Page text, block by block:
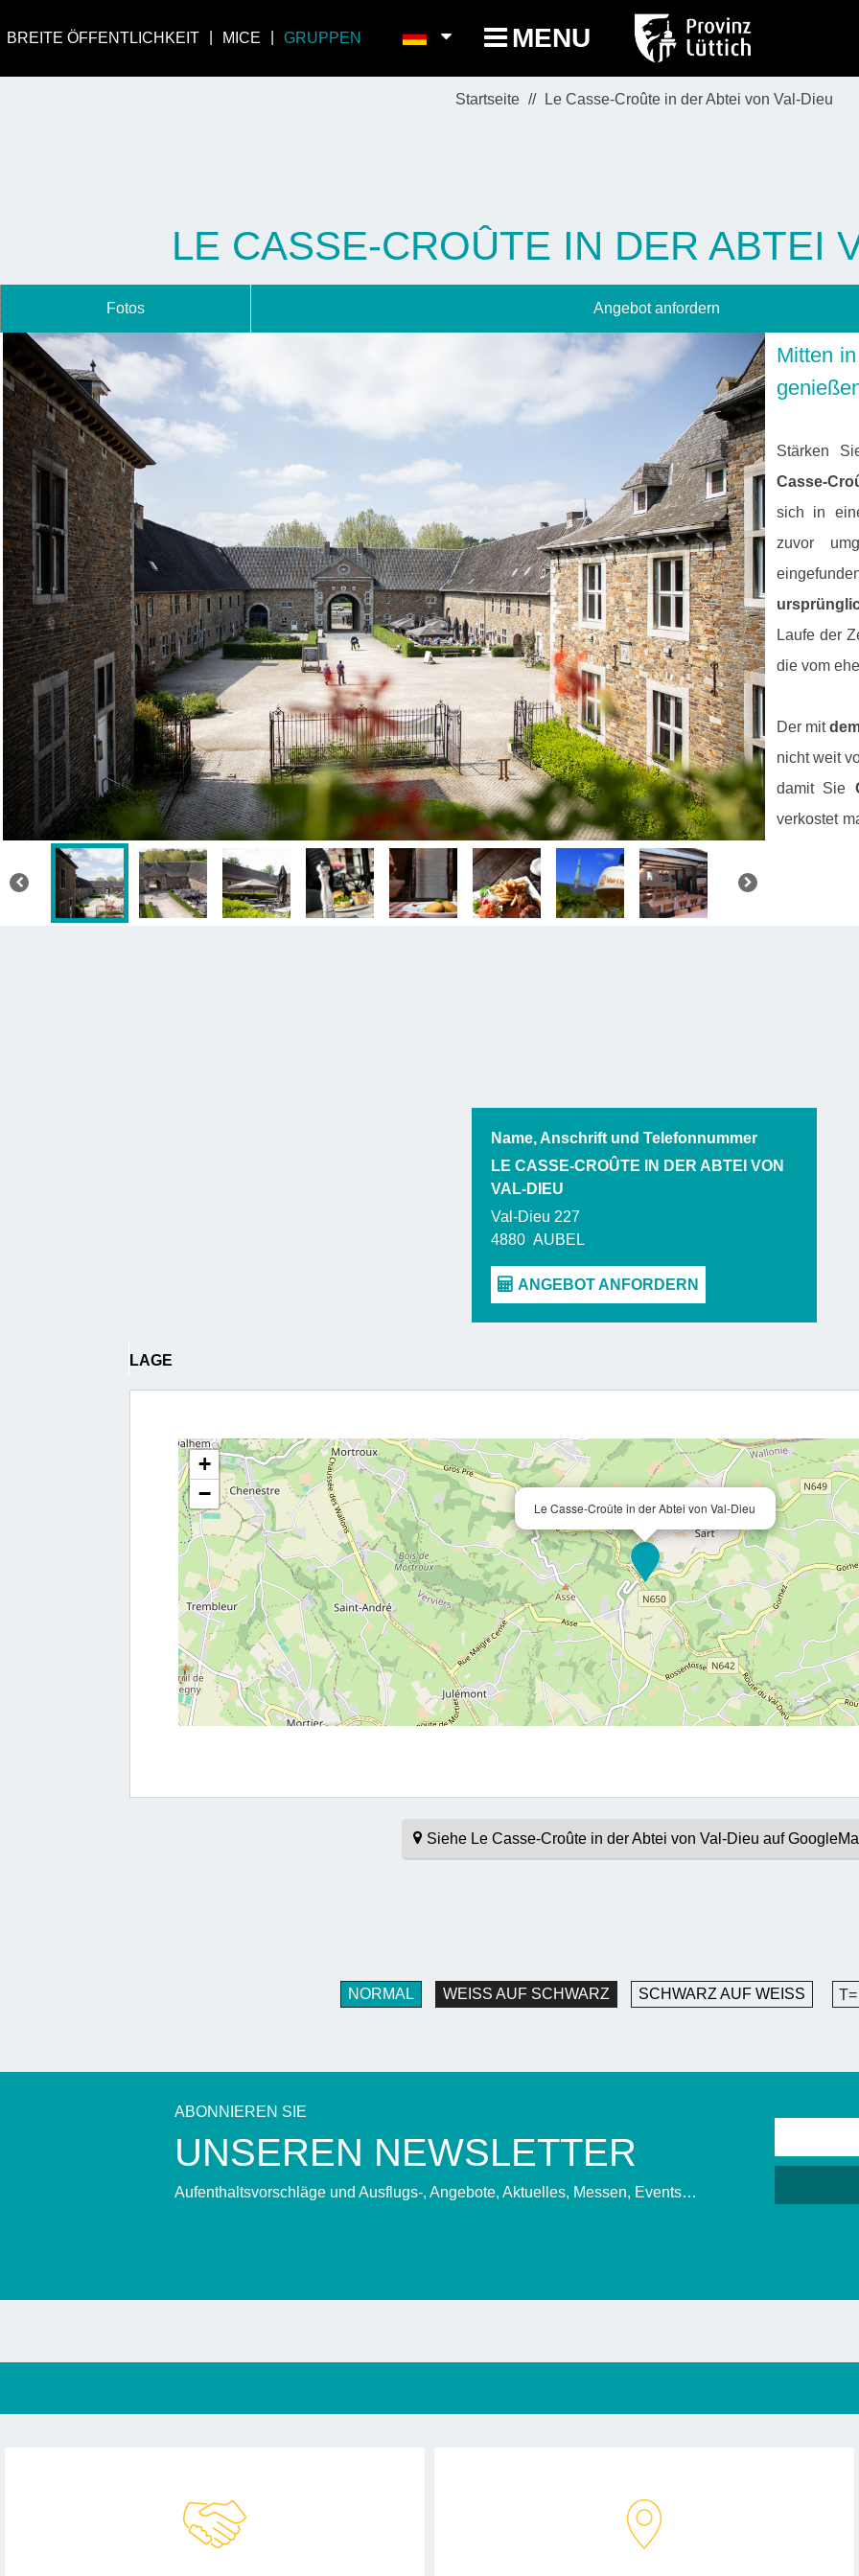
BREITE ÖFFENTLICHKEIT MICE GRUPPEN MENU
Startseite Le Casse-Croûte in der Abtei von Val-Dieu
LE CASSE-CROÛTE IN DER ABTEI
Fotos Angebot anfordern
Mitten
Stärken
Casse-
sich in
zuvor
Laufe der
die vom
Der mit
nicht weit
damit Sie
verkostet
Name, Anschrift und Telefonnummer
LE CASSE-CROÛTE IN DER ABTEI VON
VAL-DIEU
Val-Dieu 227
4880 AUBEL
LAGE
Le Casse-Croûte in der Abtei von Val-Dieu
+
−
Siehe Le Casse-Croûte in der Abtei von Val-Dieu auf
NORMAL WEISS AUF SCHWARZ SCHWARZ AUF WEISS T=
ABONNIEREN SIE
UNSEREN NEWSLETTER
Aufenthaltsvorschläge und Ausflugs-, Angebote, Aktuelles, Messen, Events…